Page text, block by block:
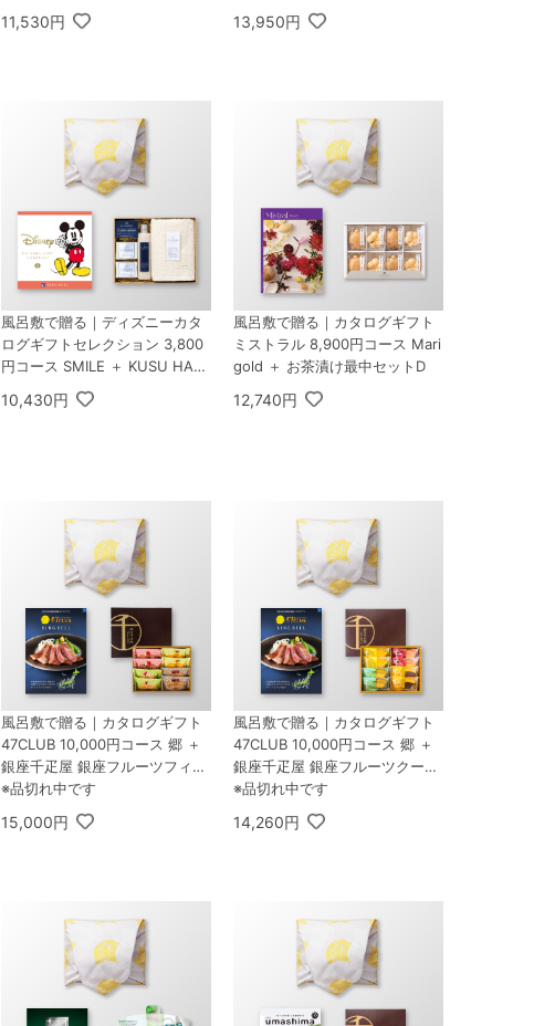
DMADE くすのきアロマ バスギ
フトセット C
11,530円
ーリスト バスソルトセットA
13,950円
風呂敷で贈る｜ディズニーカタ
ログギフトセレクション 3,800
円コース SMILE ＋ KUSU HAN
DMADE くすのきアロマ バスギ
フトセット C
10,430円
風呂敷で贈る｜カタログギフト
ミストラル 8,900円コース Mari
gold ＋ お茶漬け最中セットD
12,740円
風呂敷で贈る｜カタログギフト
47CLUB 10,000円コース 郷 ＋
銀座千疋屋 銀座フルーツフィナ
ンシェ 8個入
※品切れ中です
15,000円
風呂敷で贈る｜カタログギフト
47CLUB 10,000円コース 郷 ＋
銀座千疋屋 銀座フルーツクーヘ
ン 8個入
※品切れ中です
14,260円